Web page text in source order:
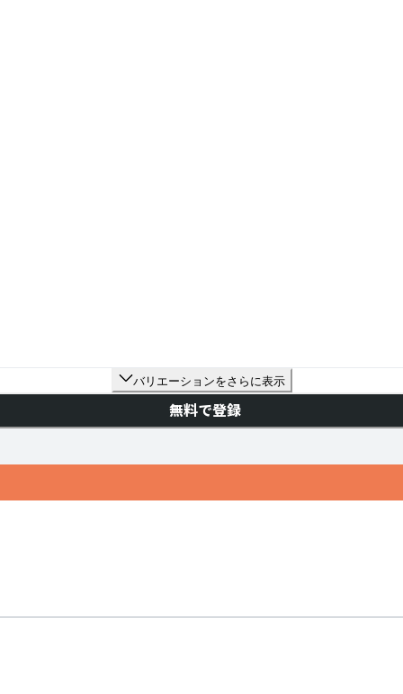
バリエーションをさらに表示
無料で登録